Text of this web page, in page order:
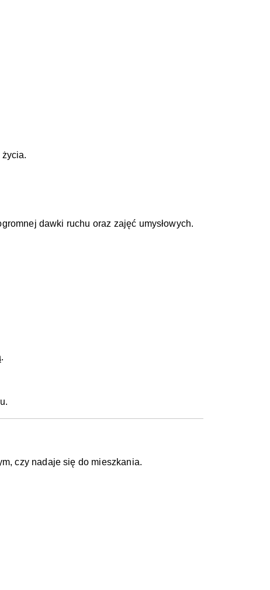
dawki ruchu oraz zajęć umysłowych.
czy nadaje się do mieszkania.